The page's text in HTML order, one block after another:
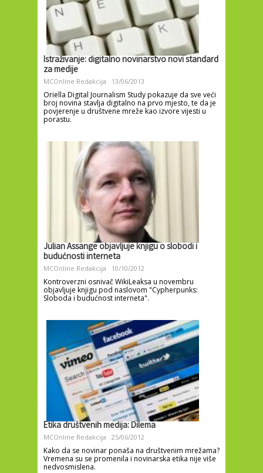
Istraživanje: digitalno novinarstvo novi standard
za medije
MCOnline Redakcija 13/06/2013
Oriella Digital Journalism Study pokazuje da sve veći
broj novina stavlja digitalno na prvo mjesto, te da je
povjerenje u društvene mreže kao izvore vijesti u
porastu.
Julian Assange objavljuje knjigu o slobodi i
budućnosti interneta
MCOnline Redakcija 10/10/2012
Kontroverzni osnivač WikiLeaksa u novembru
objavljuje knjigu pod naslovom "Cypherpunks:
Sloboda i budućnost interneta".
Etika društvenih medija: Dilema
MCOnline Redakcija 25/06/2012
Kako da se novinar ponaša na društvenim mrežama?
Vremena su se promenila i novinarska etika nije više
nedvosmislena.